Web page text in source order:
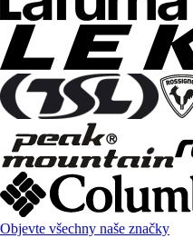
Objevte všechny naše značky